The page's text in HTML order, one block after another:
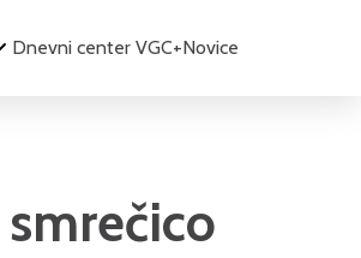
Dnevni center VGC+Novice
smrečico